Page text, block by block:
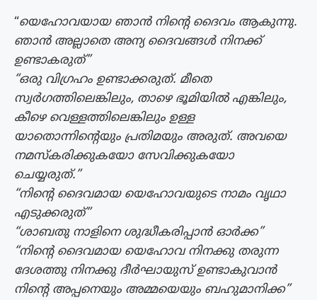
“യെഹോവയായ ഞാൻ നിന്റെ ദൈവം ആകുന്നു.
ഞാൻ അല്ലാതെ അന്യ ദൈവങ്ങൾ നിനക്ക്
ഉണ്ടാകരുത്”
“ഒരു വിഗ്രഹം ഉണ്ടാക്കരുത്. മീതെ
സ്വർഗത്തിലെങ്കിലും, താഴെ ഭൂമിയിൽ എങ്കിലും,
കീഴെ വെള്ളത്തിലെങ്കിലും ഉള്ള
യാതൊന്നിന്റെയും പ്രതിമയും അരുത്. അവയെ
നമസ്കരിക്കുകയോ സേവിക്കുകയോ
ചെയ്യരുത്.”
“നിന്റെ ദൈവമായ യെഹോവയുടെ നാമം വൃഥാ
എടുക്കരുത്”
“ശാബതു നാളിനെ ശുദ്ധീകരിപ്പാൻ ഓർക്ക”
“നിന്റെ ദൈവമായ യെഹോവ നിനക്കു തരുന്ന
ദേശത്തു നിനക്കു ദീർഘായുസ് ഉണ്ടാകുവാൻ
നിന്റെ അപ്പനെയും അമ്മയെയും ബഹുമാനിക്ക”